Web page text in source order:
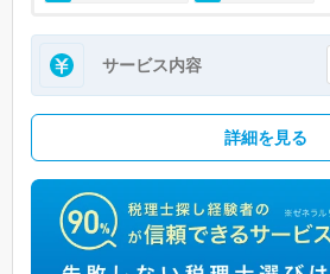
サービス内容
詳細を見る